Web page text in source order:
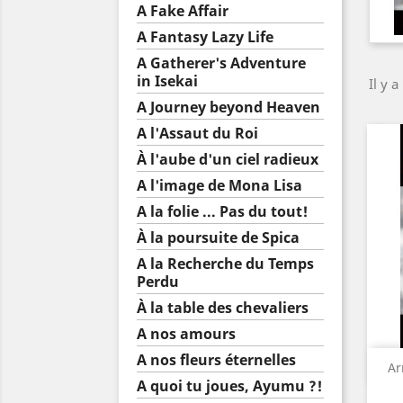
A Fake Affair
A Fantasy Lazy Life
A Gatherer's Adventure
in Isekai
A Journey beyond Heaven
A l'Assaut du Roi
À l'aube d'un ciel radieux
A l'image de Mona Lisa
A la folie ... Pas du tout!
À la poursuite de Spica
A la Recherche du Temps
Perdu
À la table des chevaliers
A nos amours
A nos fleurs éternelles
A quoi tu joues, Ayumu ?!
Il y a